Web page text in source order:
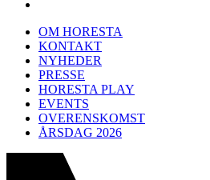
OM HORESTA
KONTAKT
NYHEDER
PRESSE
HORESTA PLAY
EVENTS
OVERENSKOMST
ÅRSDAG 2026